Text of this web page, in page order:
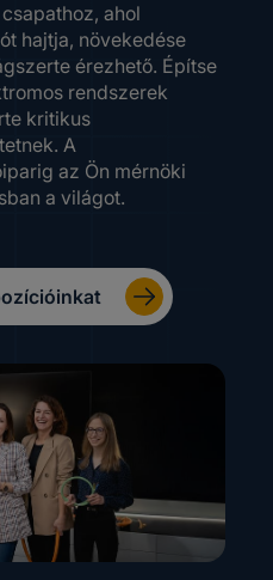
ahol
hajtja, növekedése
érezhető. Építse
rendszerek
kritikus
A
az Ön mérnöki
a világot.